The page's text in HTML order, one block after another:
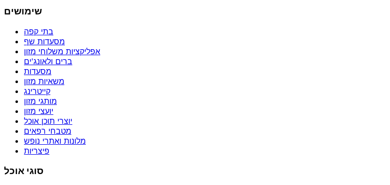
שימושים
בתי קפה
מסעדות שף
אפליקציות משלוחי מזון
ברים ולאונג'ים
מסעדות
משאיות מזון
קייטרינג
מותגי מזון
יועצי מזון
יוצרי תוכן אוכל
מטבחי רפאים
מלונות ואתרי נופש
פיצריות
סוגי אוכל